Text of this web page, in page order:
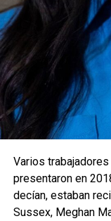
Varios
presentaron en
decían, estaban
Sussex, Meghan